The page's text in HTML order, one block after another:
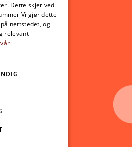
medier:
Dette skjer ved
Vi gjør dette
nettstedet, og
relevant